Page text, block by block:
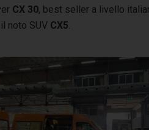
CX 30, best seller a livello
noto SUV CX5